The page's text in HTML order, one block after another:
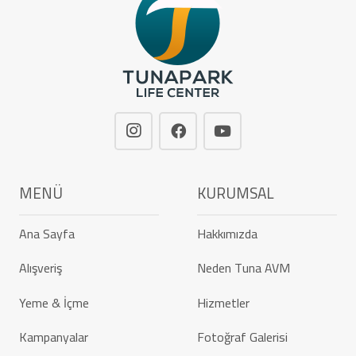
MENÜ
Ana Sayfa
Alışveriş
Yeme & İçme
Kampanyalar
KURUMSAL
Hakkımızda
Neden Tuna AVM
Hizmetler
Fotoğraf Galerisi